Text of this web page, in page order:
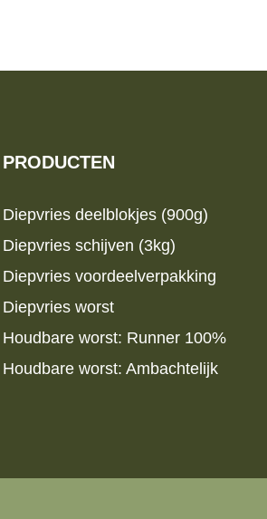
PRODUCTEN
Diepvries deelblokjes (900g)
Diepvries schijven (3kg)
Diepvries voordeelverpakking
Diepvries worst
Houdbare worst: Runner 100%
Houdbare worst: Ambachtelijk